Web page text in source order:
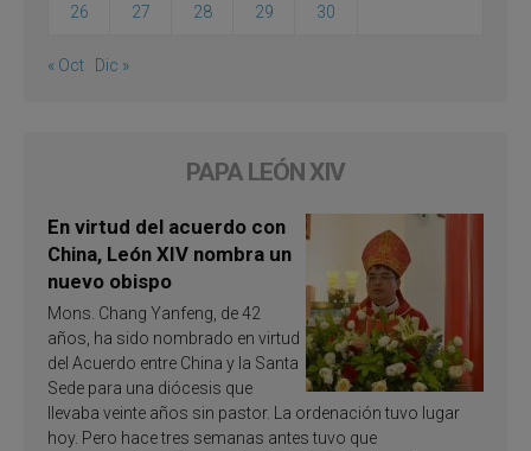
26 27 28 29 30
« Oct Dic »
PAPA LEÓN XIV
En virtud del acuerdo con
China, León XIV nombra un
nuevo obispo
Mons. Chang Yanfeng, de 42
años, ha sido nombrado en virtud
del Acuerdo entre China y la Santa
Sede para una diócesis que
llevaba veinte años sin pastor. La ordenación tuvo lugar
hoy. Pero hace tres semanas antes tuvo que